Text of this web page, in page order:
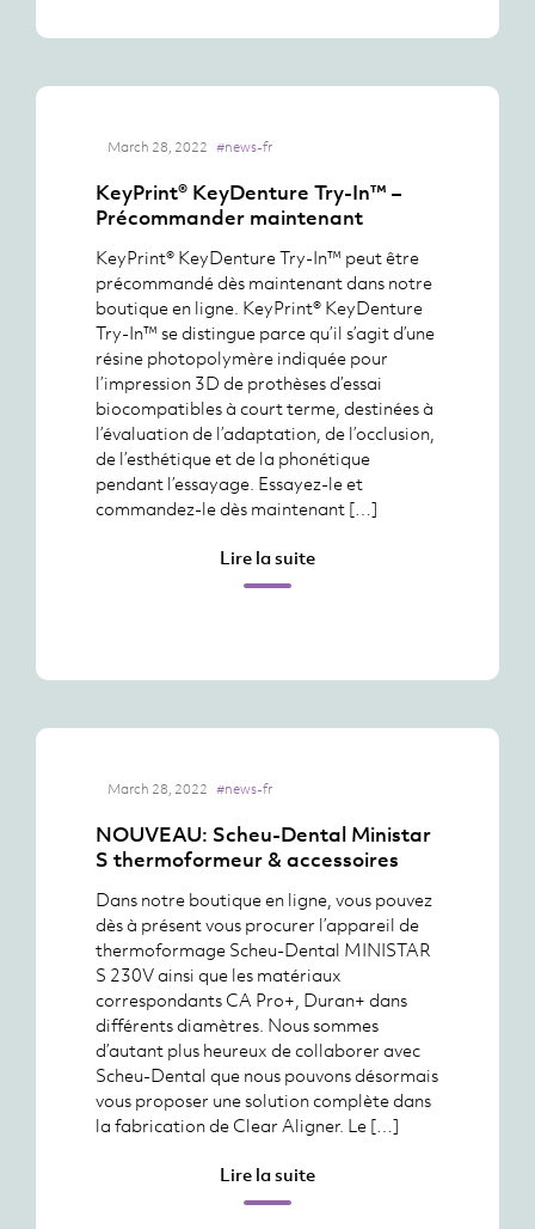
March 28, 2022 #news-fr
KeyPrint® KeyDenture Try-In™ –
Précommander maintenant
KeyPrint® KeyDenture Try-In™ peut être
précommandé dès maintenant dans notre
boutique en ligne. KeyPrint® KeyDenture
Try-In™ se distingue parce qu’il s’agit d’une
résine photopolymère indiquée pour
l’impression 3D de prothèses d’essai
biocompatibles à court terme, destinées à
l’évaluation de l’adaptation, de l’occlusion,
de l’esthétique et de la phonétique
pendant l’essayage. Essayez-le et
commandez-le dès maintenant […]
Lire la suite
March 28, 2022 #news-fr
NOUVEAU: Scheu-Dental Ministar
S thermoformeur & accessoires
Dans notre boutique en ligne, vous pouvez
dès à présent vous procurer l’appareil de
thermoformage Scheu-Dental MINISTAR
S 230V ainsi que les matériaux
correspondants CA Pro+, Duran+ dans
différents diamètres. Nous sommes
d’autant plus heureux de collaborer avec
Scheu-Dental que nous pouvons désormais
vous proposer une solution complète dans
la fabrication de Clear Aligner. Le […]
Lire la suite